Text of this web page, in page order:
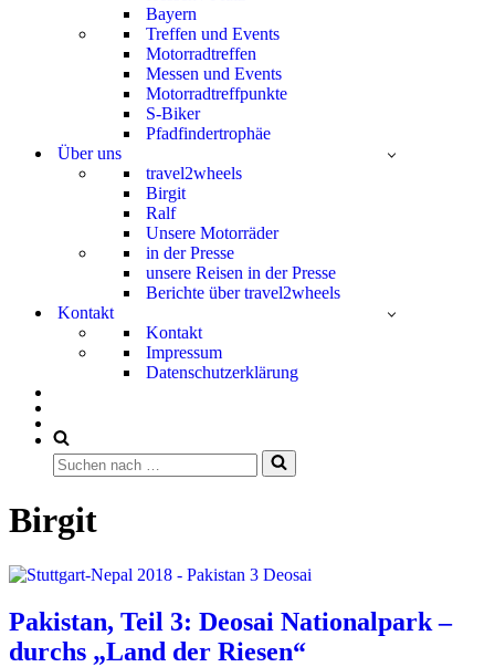
Bayern
Treffen und Events
Motorradtreffen
Messen und Events
Motorradtreffpunkte
S-Biker
Pfadfindertrophäe
Über uns
travel2wheels
Birgit
Ralf
Unsere Motorräder
in der Presse
unsere Reisen in der Presse
Berichte über travel2wheels
Kontakt
Kontakt
Impressum
Datenschutzerklärung
Suchen
nach …
Birgit
Pakistan, Teil 3: Deosai Nationalpark –
durchs „Land der Riesen“